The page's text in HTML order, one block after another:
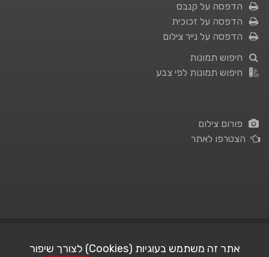
הדפסה על קנבס
הדפסה על זכוכית
הדפסה על נייר צילום
חיפוש תמונות
חיפוש תמונות לפי צבע
פורום צילום
הצטרפו לאתר
אתר זה משתמש בעוגיות (Cookies) לצורך שיפור